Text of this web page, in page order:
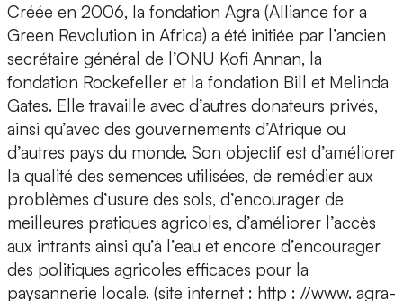
Créée en 2006, la fondation Agra (Alliance for a
Green Revolution in Africa) a été initiée par l’ancien
secrétaire général de l’ONU Kofi Annan, la
fondation Rockefeller et la fondation Bill et Melinda
Gates. Elle travaille avec d’autres donateurs privés,
ainsi qu’avec des gouvernements d’Afrique ou
d’autres pays du monde. Son objectif est d’améliorer
la qualité des semences utilisées, de remédier aux
problèmes d’usure des sols, d’encourager de
meilleures pratiques agricoles, d’améliorer l’accès
aux intrants ainsi qu’à l’eau et encore d’encourager
des politiques agricoles efficaces pour la
paysannerie locale. (site internet : http : //www. agra-